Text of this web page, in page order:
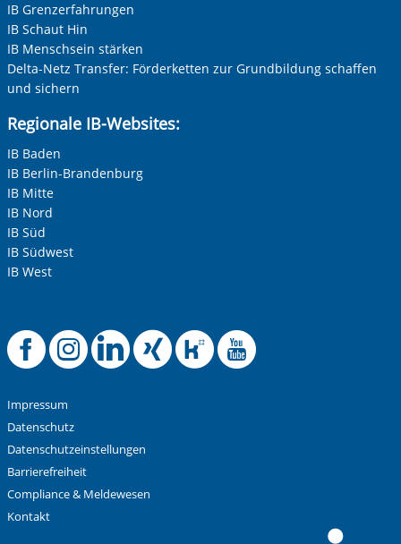
IB Grenzerfahrungen
IB Schaut Hin
IB Menschsein stärken
Delta-Netz Transfer: Förderketten zur Grundbildung schaffen
und sichern
Regionale IB-Websites:
IB Baden
IB Berlin-Brandenburg
IB Mitte
IB Nord
IB Süd
IB Südwest
IB West
Offizielle
Offizielle
Offizielle
Offizielle
Offizielle
Impressum
Datenschutz
Datenschutzeinstellungen
Barrierefreiheit
Compliance & Meldewesen
Kontakt